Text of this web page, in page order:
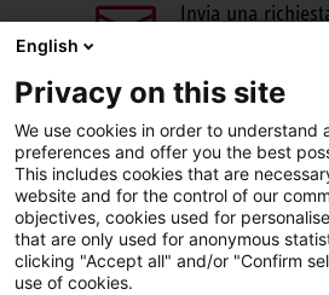
Invia una
Facebook LinkedIn
English
Privacy on this site
We use cookies in order to understand
preferences and offer you the best
This includes cookies that are
website and for the control of our
objectives, cookies used for
that are only used for anonymous
clicking "Accept all" and/or "Confirm
use of cookies.